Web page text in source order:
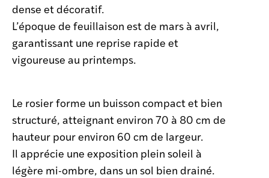
dense et décoratif.
L’époque de feuillaison est de mars à avril,
garantissant une reprise rapide et
vigoureuse au printemps.
Le rosier forme un buisson compact et bien
structuré, atteignant environ 70 à 80 cm de
hauteur pour environ 60 cm de largeur.
Il apprécie une exposition plein soleil à
légère mi-ombre, dans un sol bien drainé.